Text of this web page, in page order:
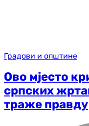
Градови и општине
Oво мјесто
српских
траже правду